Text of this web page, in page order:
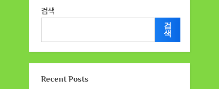
검색
검
색
Recent Posts